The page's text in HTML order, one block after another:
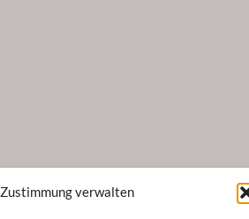
Zustimmung verwalten